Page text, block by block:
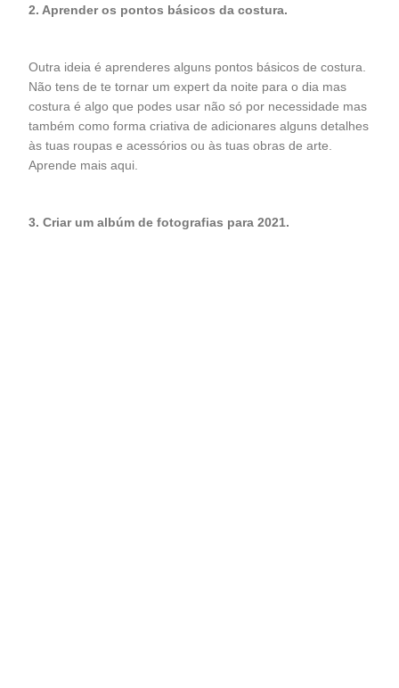
2. Aprender os pontos básicos da costura.
Outra ideia é aprenderes alguns pontos básicos de costura.
Não tens de te tornar um expert da noite para o dia mas
costura é algo que podes usar não só por necessidade mas
também como forma criativa de adicionares alguns detalhes
às tuas roupas e acessórios ou às tuas obras de arte.
Aprende maisaqui
3. Criar um albúm de fotografias para 2021.